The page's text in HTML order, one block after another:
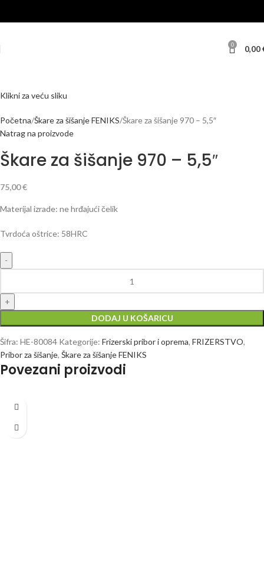
0 0,00
Klikni za veću sliku
Početna Škare za šišanje FENIKS Škare za šišanje 970 – 5,5″
Natrag na proizvode
Škare za šišanje 970 – 5,5″
75,00€
Materijal izrade: ne hrđajući čelik
Tvrdoća oštrice: 58HRC
DODAJ U KOŠARICU
Šifra: HE-80084 Kategorije: Frizerski pribor i oprema, FRIZERSTVO,
Pribor za šišanje, Škare za šišanje FENIKS
Povezani proizvodi